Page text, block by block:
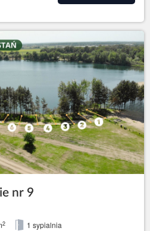
nr 9
2 1 sypialnia